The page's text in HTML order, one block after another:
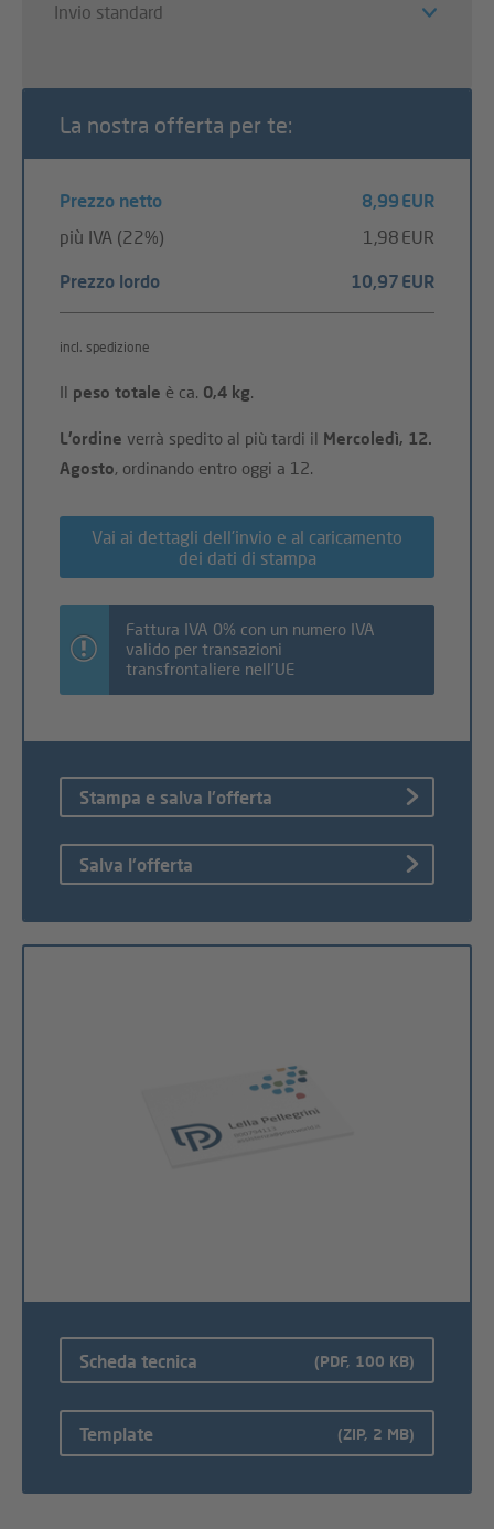
Invio standard
La nostra offerta per te:
Prezzo netto
8,99 EUR
più IVA (22%)
1,98 EUR
Prezzo lordo 10,97 EUR
incl. spedizione
Il peso totale è ca. 0,4 kg.
L'ordine verrà spedito al più tardi il Mercoledì, 12.
Agosto, ordinando entro oggi a 12.
Vai ai dettagli dell'invio e al caricamento
dei dati di stampa
Fattura IVA 0% con un numero IVA
valido per transazioni
transfrontaliere nell'UE
Stampa e salva l'offerta
Salva l'offerta
Scheda tecnica (PDF, 100 KB)
Template (ZIP, 2 MB)